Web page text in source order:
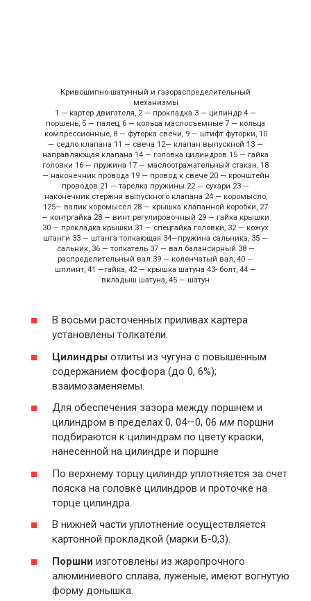
Кривошипно-шатунный и газораспределительный
механизмы
1 — картер двигателя, 2 — прокладка 3 — цилиндр 4 —
поршень, 5 — палец, 6 — кольца маслосъемные 7 — кольца
компрессионные, 8 — футорка свечи, 9 — штифт футорки, 10
— седло клапана 11 — свеча 12— клапан выпускной 13 —
направляющая клапана 14 — головка цилиндров 15 — гайка
головки 16 — пружина 17 — маслоотражательный стакан, 18
— наконечник провода 19 — провод к свече 20 — кронштейн
проводов 21 — тарелка пружины 22 — сухари 23 —
наконечник стержня выпускного клапана 24 — коромысло,
125— валик коромысел 28 — крышка клапанной коробки, 27
— контргайка 28 — винт регулировочный 29 — гайка крышки
30 — прокладка крышки 31 — спецгайка головки, 32 — кожух
штанги 33 — штанга толкающая 34—пружина сальника, 35 —
сальник, 36 — толкатель 37 — вал балансирный 38 —
распределительный вал 39 — коленчатый вал, 40 —
шплинт, 41 —гайка, 42 — крышка шатуна 43- болт, 44 —
вкладыш шатуна, 45 — шатун
В восьми расточенных приливах картера
установлены толкатели.
Цилиндры отлиты из чугуна с повышенным
содержанием фосфора (до 0, 6%);
взаимозаменяемы.
Для обеспечения зазора между поршнем и
цилиндром в пределах 0, 04—0, 06 мм поршни
подбираются к цилиндрам по цвету краски,
нанесенной на цилиндре и поршне
По верхнему торцу цилиндр уплотняется за счет
пояска на головке цилиндров и проточке на
торце цилиндра.
В нижней части уплотнение осуществляется
картонной прокладкой (марки Б-0,3).
Поршни изготовлены из жаропрочного
алюминиевого сплава, луженые, имеют вогнутую
форму донышка.